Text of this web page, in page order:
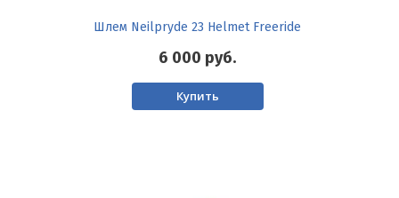
Шлем Neilpryde 23 Helmet Freeride
6 000 руб.
Купить